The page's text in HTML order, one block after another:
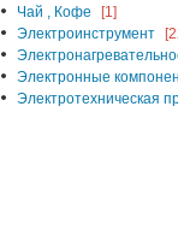
Чай , Кофе
[1]
Электроинструмент
Электронные
Электротехническая